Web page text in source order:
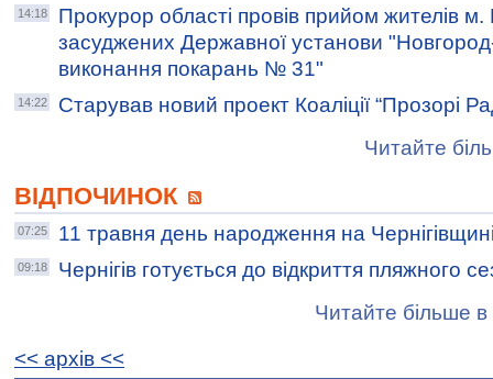
14:18
Прокурор області провів прийом жителів
засуджених Державної установи
виконання покарань № 31"
14:22
Старував новий проект Коаліції “Прозорі
Читайте
ВІДПОЧИНОК
07:25 11 травня день народження на
09:18
Чернігів готується до відкриття пляжного
Читайте більше в
<< архiв <<